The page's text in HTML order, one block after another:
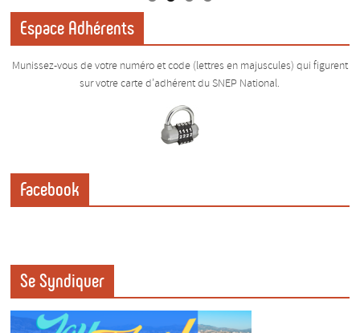
Espace Adhérents
Munissez-vous de votre numéro et code (lettres en majuscules) qui figurent
sur votre carte d’adhérent du SNEP National.
Facebook
Se Syndiquer